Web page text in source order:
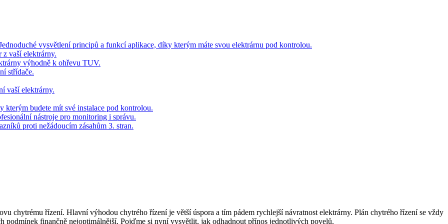
vysvětlení principů a funkcí aplikace, díky kterým máte svou elektrárnu pod kontrolou.
vaší elektrárny.
výhodně k ohřevu TUV.
střídače.
vaší elektrárny.
kterým budete mít své instalace pod kontrolou.
nástroje pro monitoring i správu.
proti nežádoucím zásahům 3. stran.
chytrému řízení. Hlavní výhodou chytrého řízení je větší úspora a tím pádem rychlejší návratnost elektrárny. Plán chytrého řízení se vždy
podmínek finančně nejoptimálnější. Pojďme si nyní vysvětlit, jak odhadnout přínos jednotlivých povelů.